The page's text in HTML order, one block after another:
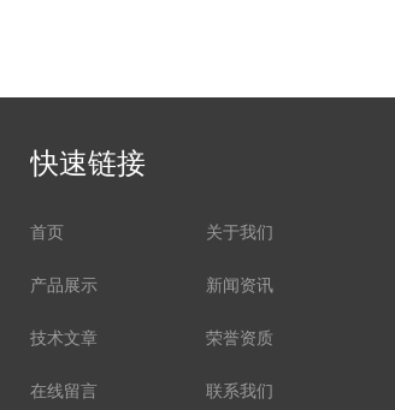
快速链接
首页 关于我们
产品展示 新闻资讯
技术文章 荣誉资质
在线留言 联系我们